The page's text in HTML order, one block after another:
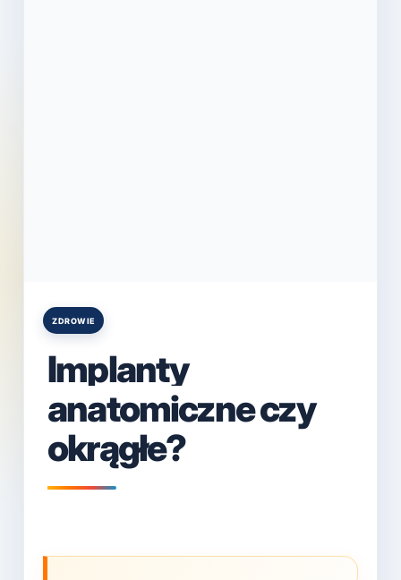
Posted
ZDROWIE
Implanty
anatomiczne czy
okrągłe?